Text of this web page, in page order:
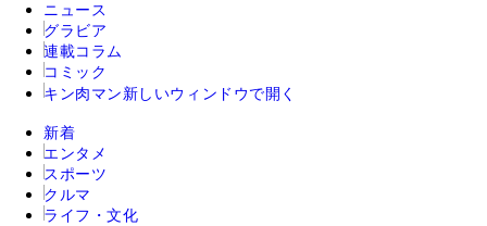
ニュース
グラビア
連載コラム
コミック
キン肉マン 新しいウィンドウで開く
新着
エンタメ
スポーツ
クルマ
ライフ・文化